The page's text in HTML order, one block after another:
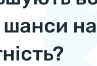
шанси на